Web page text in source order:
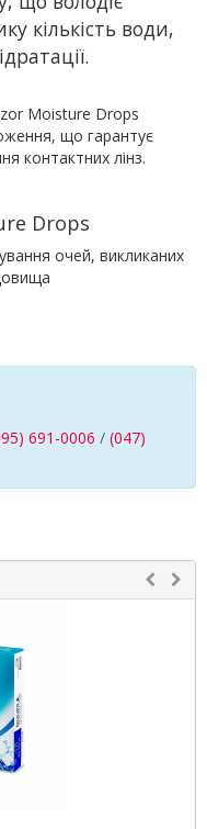
кількість води,
Moisture Drops
що гарантує
контактних лінз.
Drops
очей, викликаних
691-0006 / (047)